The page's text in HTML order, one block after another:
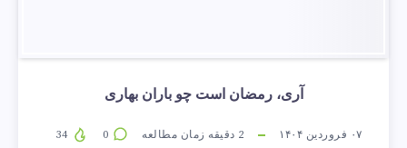
آری، رمضان است چو باران بهاری
۰۷ فروردین ۱۴۰۴ 2 دقیقه زمان مطالعه 0
34